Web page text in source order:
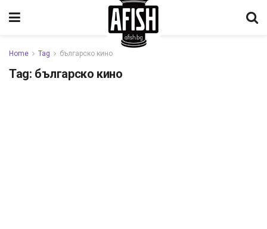
Home Tag българско кино
Tag: българско кино